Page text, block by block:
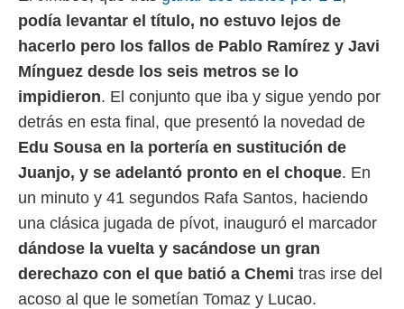
acceder a
web a
abono
similares
como
este sitio
podía levantar el título, no estuvo lejos de
hacerlo pero los fallos de Pablo Ramírez y Javi
Mínguez desde los seis metros se lo
impidieron. El conjunto que iba y sigue yendo por
detrás en esta final, que presentó la novedad de
Edu Sousa en la portería en sustitución de
Juanjo, y se adelantó pronto en el choque. En
un minuto y 41 segundos Rafa Santos, haciendo
una clásica jugada de pívot, inauguró el marcador
dándose la vuelta y sacándose un gran
derechazo con el que batió a Chemi tras irse del
acoso al que le sometían Tomaz y Lucao.